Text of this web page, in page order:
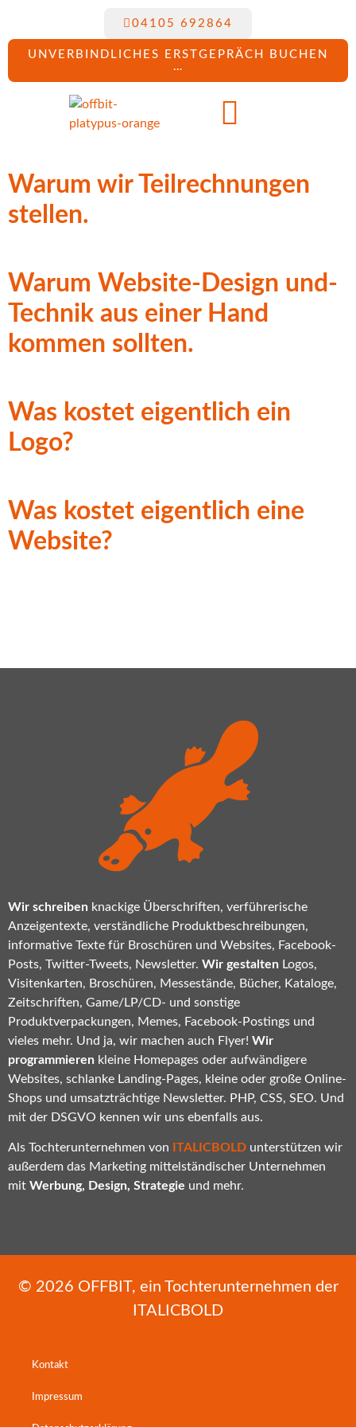
UNVERBINDLICHES ERSTGEPRÄCH BUCHEN
…
04105 692864
Warum wir Teilrechnungen
stellen.
Warum Website-Design und-
Technik aus einer Hand
kommen sollten.
Was kostet eigentlich ein
Logo?
Was kostet eigentlich eine
Website?
Wir schreiben knackige Überschriften, verführerische
Anzeigentexte, verständliche Produktbeschreibungen,
informative Texte für Broschüren und Websites, Facebook-
Posts, Twitter-Tweets, Newsletter. Wir gestalten Logos,
Visitenkarten, Broschüren, Messestände, Bücher, Kataloge,
Zeitschriften, Game/LP/CD- und sonstige
Produktverpackungen, Memes, Facebook-Postings und
vieles mehr. Und ja, wir machen auch Flyer! Wir
programmieren kleine Homepages oder aufwändigere
Websites, schlanke Landing-Pages, kleine oder große Online-
Shops und umsatzträchtige Newsletter. PHP, CSS, SEO. Und
mit der DSGVO kennen wir uns ebenfalls aus.
Als Tochterunternehmen von ITALICBOLD unterstützen wir
außerdem das Marketing mittelständischer Unternehmen
mit Werbung, Design, Strategie und mehr.
© 2026 OFFBIT, ein Tochterunternehmen der
ITALICBOLD
Kontakt
Impressum